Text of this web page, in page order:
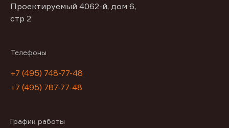
Проектируемый 4062-й, дом 6,
стр 2
Телефоны
+7 (495) 748-77-48
+7 (495) 787-77-48
График работы